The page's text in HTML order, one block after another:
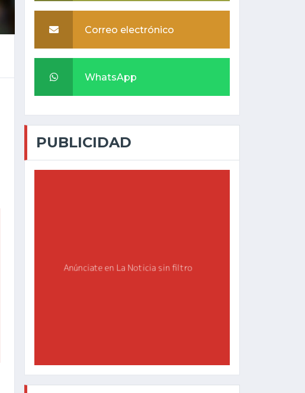
Correo electrónico
WhatsApp
PUBLICIDAD